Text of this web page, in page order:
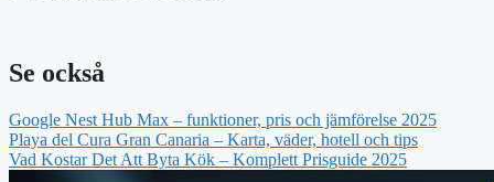
Se också
Google Nest Hub Max – funktioner, pris och jämförelse 2025
Playa del Cura Gran Canaria – Karta, väder, hotell och tips
Vad Kostar Det Att Byta Kök – Komplett Prisguide 2025